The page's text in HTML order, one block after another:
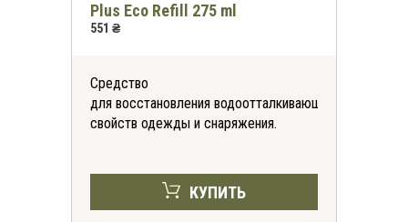
Plus Eco Refill 275 ml
551 ₴
Средство
для восстановления водоотталкивающих
свойств одежды и снаряжения.
КУПИТЬ